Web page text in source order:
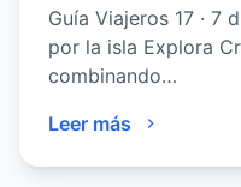
Guía Viajeros 17 · 7
por la isla Explora
combinando…
Leer más